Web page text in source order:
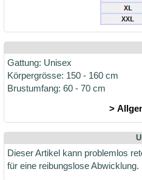
Gattung: Unisex
Körpergrösse: 150 - 160 cm
Brustumfang: 60 - 70 cm
>
Dieser Artikel kann problemlos
für eine reibungslose Abwicklung.